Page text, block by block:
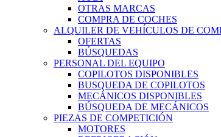
OTRAS MARCAS
COMPRA DE COCHES
ALQUILER DE VEHÍCULOS DE
OFERTAS
BÚSQUEDAS
PERSONAL DEL EQUIPO
COPILOTOS DISPONIBLES
BUSQUEDA DE COPILOTOS
MECÁNICOS DISPONIBLES
BÚSQUEDA DE MECÁNICOS
PIEZAS DE COMPETICIÓN
MOTORES